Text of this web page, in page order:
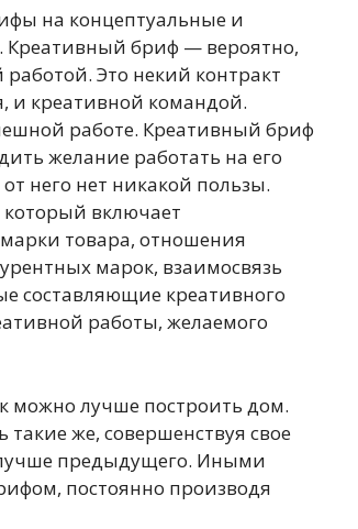
на концептуальные и
Креативный бриф — вероятно,
Это некий контракт
креативной командой.
работе. Креативный бриф
желание работать на его
него нет никакой пользы.
включает
товара, отношения
марок, взаимосвязь
составляющие креативного
работы, желаемого
можно лучше построить дом.
же, совершенствуя свое
предыдущего. Иными
постоянно производя